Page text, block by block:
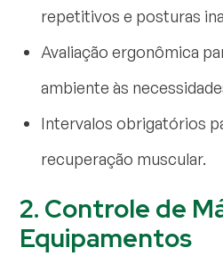
repetitivos e posturas
Avaliação ergonômica
ambiente às
Intervalos obrigatórios
recuperação muscular.
2. Controle de
Equipamentos